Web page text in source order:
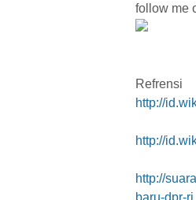
follow me
Refrensi
http://
http://
http://
baru-dpr-ri